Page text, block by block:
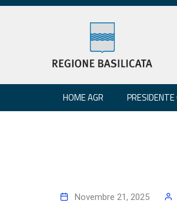
HOME AGR
Novembre 21, 2025